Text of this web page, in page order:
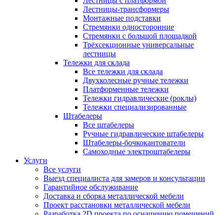
Лестницы-трансформеры
Монтажные подставки
Стремянки односторонние
Стремянки с большой площадкой
Трёхсекционные универсальные
лестницы
Тележки для склада
Все тележки для склада
Двухколесные ручные тележки
Платформенные тележки
Тележки гидравлические (роклы)
Тележки специализированные
Штабелеры
Все штабелеры
Ручные гидравлические штабелеры
Штабелеры-бочкокантователи
Самоходные электроштабелеры
Услуги
Все услуги
Выезд специалиста для замеров и консультации
Гарантийное обслуживание
Доставка и сборка металлической мебели
Проект расстановки металлической мебели